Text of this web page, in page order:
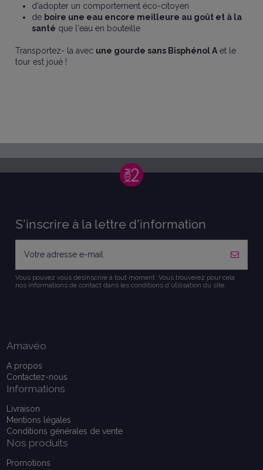
d'adopter un comportement éco-citoyen
de boire une eau encore meilleure au goût et à la
santé que l'eau en bouteille
Transportez- la avec une gourde sans Bisphénol A et le
tour est joué !
S'inscrire à la lettre d'information
Vous pouvez vous désinscrire à tout moment. Vous trouverez pour cela
nos informations de contact dans les conditions d'utilisation du site.
Amavéo
A propos
Contactez-nous
Informations
Livraison
Mentions légales
Conditions générales de vente
Nos produits
Promotions